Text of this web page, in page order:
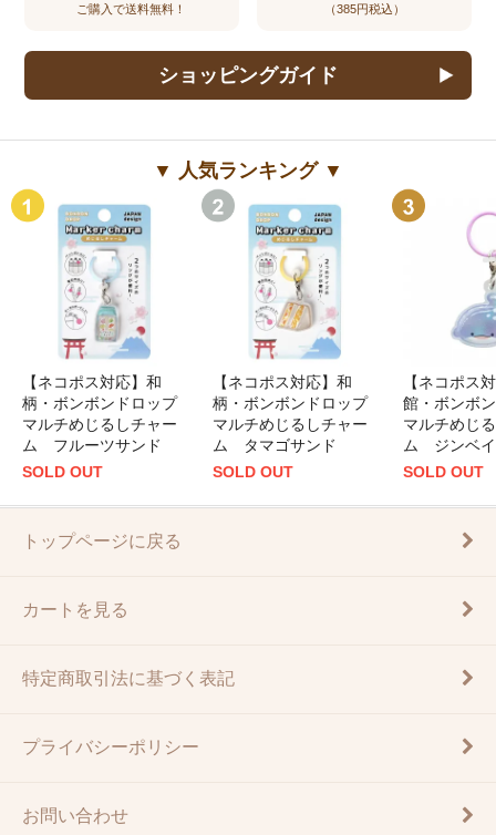
ご購入で送料無料！
（385円税込）
ショッピングガイド
▼ 人気ランキング ▼
【ネコポス対応】和
柄・ボンボンドロップ
マルチめじるしチャー
ム フルーツサンド
SOLD OUT
【ネコポス対応】和
柄・ボンボンドロップ
マルチめじるしチャー
ム タマゴサンド
SOLD OUT
【ネコポス
館・ボンボ
マルチめじ
ム ジンベ
SOLD OUT
トップページに戻る
カートを見る
特定商取引法に基づく表記
プライバシーポリシー
お問い合わせ